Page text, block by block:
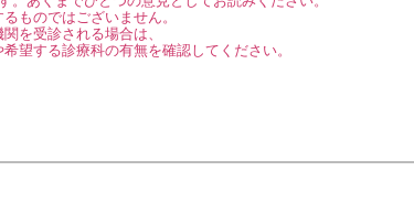
ものではございません。
を受診される場合は、
望する診療科の有無を確認してください。